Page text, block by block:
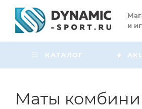
и
КАТАЛОГ
Маты